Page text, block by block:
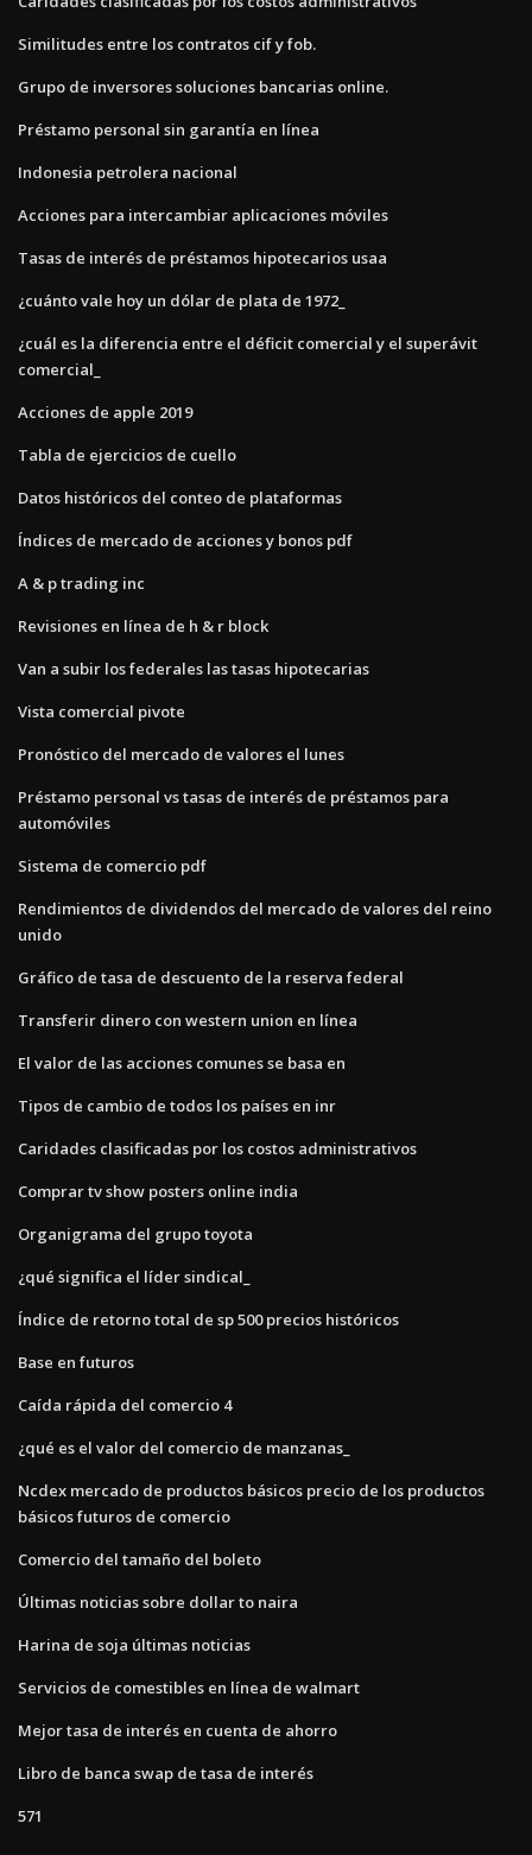
Similitudes entre los contratos cif y fob.
Grupo de inversores soluciones bancarias online.
Préstamo personal sin garantía en línea
Indonesia petrolera nacional
Acciones para intercambiar aplicaciones móviles
Tasas de interés de préstamos hipotecarios usaa
¿cuánto vale hoy un dólar de plata de 1972_
¿cuál es la diferencia entre el déficit comercial y el superávit
comercial_
Acciones de apple 2019
Tabla de ejercicios de cuello
Datos históricos del conteo de plataformas
Índices de mercado de acciones y bonos pdf
A & p trading inc
Revisiones en línea de h & r block
Van a subir los federales las tasas hipotecarias
Vista comercial pivote
Pronóstico del mercado de valores el lunes
Préstamo personal vs tasas de interés de préstamos para
automóviles
Sistema de comercio pdf
Rendimientos de dividendos del mercado de valores del reino
unido
Gráfico de tasa de descuento de la reserva federal
Transferir dinero con western union en línea
El valor de las acciones comunes se basa en
Tipos de cambio de todos los países en inr
Caridades clasificadas por los costos administrativos
Comprar tv show posters online india
Organigrama del grupo toyota
¿qué significa el líder sindical_
Índice de retorno total de sp 500 precios históricos
Base en futuros
Caída rápida del comercio 4
¿qué es el valor del comercio de manzanas_
Ncdex mercado de productos básicos precio de los productos
básicos futuros de comercio
Comercio del tamaño del boleto
Últimas noticias sobre dollar to naira
Harina de soja últimas noticias
Servicios de comestibles en línea de walmart
Mejor tasa de interés en cuenta de ahorro
Libro de banca swap de tasa de interés
571